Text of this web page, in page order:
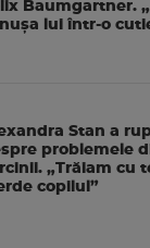
Baumgartner.
lui într-o
Stan a
problemele
„Trăiam cu
copilul”